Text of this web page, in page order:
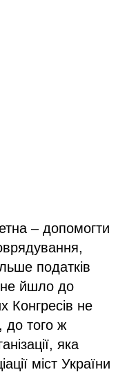
– допомогти
податків
йшло до
Конгресів не
до того ж
яка
міст України